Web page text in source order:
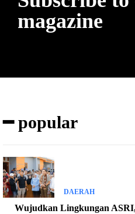
magazine
━ popular
DAERAH
Wujudkan Lingkungan